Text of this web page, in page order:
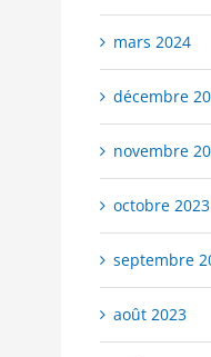
mars 2024
décembre
novembre
octobre 2023
septembre
août 2023